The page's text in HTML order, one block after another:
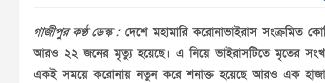
গাজীপুর কণ্ঠ ডেস্ক :দেশে মহামারি করোনাভাইরাস সংক্রমিত
আরও ২২ জনের মৃত্যু হয়েছে। এ নিয়ে ভাইরাসটিতে মৃতের
একই সময়ে করোনায় নতুন করে শনাক্ত হয়েছে আরও এক